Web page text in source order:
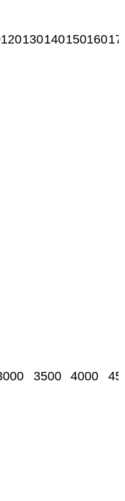
120130140150160
3500 4000